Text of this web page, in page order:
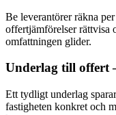
Be leverantörer räkna
offertjämförelser rättvisa
omfattningen glider.
Underlag till offert
Ett tydligt underlag
fastigheten konkret och